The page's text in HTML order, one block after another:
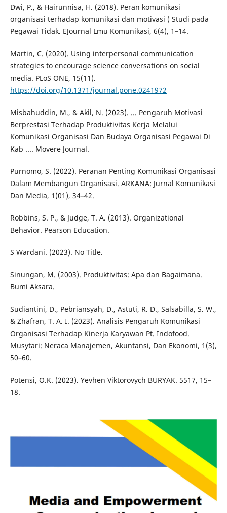
Dwi, P., & Hairunnisa, H. (2018). Peran komunikasi
organisasi terhadap komunikasi dan motivasi ( Studi pada
Pegawai Tidak. EJournal Lmu Komunikasi, 6(4), 1–14.
Martin, C. (2020). Using interpersonal communication
strategies to encourage science conversations on social
media. PLoS ONE, 15(11).
https://doi.org/10.1371/journal.pone.0241972
Misbahuddin, M., & Akil, N. (2023). ... Pengaruh Motivasi
Berprestasi Terhadap Produktivitas Kerja Melalui
Komunikasi Organisasi Dan Budaya Organisasi Pegawai Di
Kab .... Movere Journal.
Purnomo, S. (2022). Peranan Penting Komunikasi Organisasi
Dalam Membangun Organisasi. ARKANA: Jurnal Komunikasi
Dan Media, 1(01), 34–42.
Robbins, S. P., & Judge, T. A. (2013). Organizational
Behavior. Pearson Education.
S Wardani. (2023). No Title.
Sinungan, M. (2003). Produktivitas: Apa dan Bagaimana.
Bumi Aksara.
Sudiantini, D., Pebriansyah, D., Astuti, R. D., Salsabilla, S. W.,
& Zhafran, T. A. I. (2023). Analisis Pengaruh Komunikasi
Organisasi Terhadap Kinerja Karyawan Pt. Indofood.
Musytari: Neraca Manajemen, Akuntansi, Dan Ekonomi, 1(3),
50–60.
Potensi, O.K. (2023). Yevhen Viktorovych BURYAK. 5517, 15–
18.